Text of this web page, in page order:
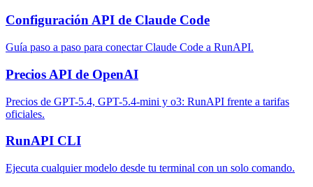
Configuración API de Claude Code
Guía paso a paso para conectar Claude Code a RunAPI.
Precios API de OpenAI
Precios de GPT-5.4, GPT-5.4-mini y o3: RunAPI frente a tarifas
oficiales.
RunAPI CLI
Ejecuta cualquier modelo desde tu terminal con un solo comando.